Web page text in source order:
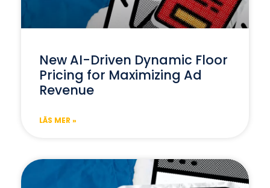
New AI-Driven Dynamic Floor
Pricing for Maximizing Ad
Revenue
LÄS MER »